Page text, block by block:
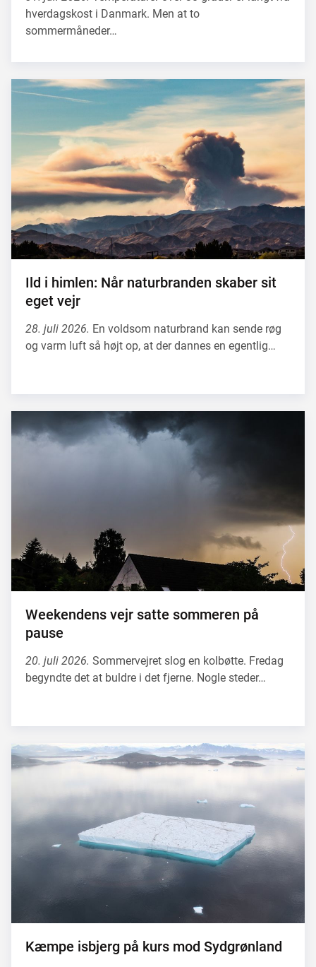
hverdagskost i Danmark. Men at to
sommermåneder…
Ild i himlen: Når naturbranden skaber sit
eget vejr
28. juli 2026. En voldsom naturbrand kan sende røg
og varm luft så højt op, at der dannes en egentlig…
Weekendens vejr satte sommeren på
pause
20. juli 2026. Sommervejret slog en kolbøtte. Fredag
begyndte det at buldre i det fjerne. Nogle steder…
Kæmpe isbjerg på kurs mod Sydgrønland